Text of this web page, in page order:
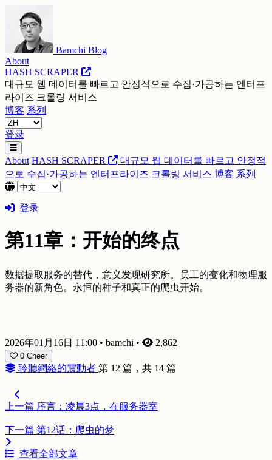
Bamchi Blog
About
HASH SCRAPER
대규모 웹 데이터를 빠르고 안정적으로 수집·가공하는 엔터프
라이즈 크롤링 서비스
博客 系列
登录
About HASH SCRAPER
대규모 웹 데이터를 빠르고 안정적
으로 수집·가공하는 엔터프라이즈 크롤링 서비스 博客 系列
登录
第11章：开始的终点
数据提取服务的替代，意义发现研究所。员工的变化和物理服
务器的新角色。永恒的种子和真正的爬虫开始。
2026年01月16日 11:00 • bamchi • 2,862
0 Cheer
聆聽網絡的震動者 第 12 篇，共 14 篇
上一篇 序言：凌晨3点，在服务器室
下一篇 第12话：爬虫的梦
查看全部文章